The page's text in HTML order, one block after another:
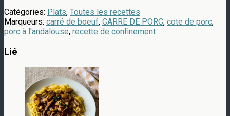
Catégories: Plats, Toutes les recettes
Marqueurs: carré de boeuf, CARRE DE PORC, cote de porc,
porc à l'andalouse, recette de confinement
Lié